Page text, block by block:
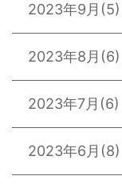
2023年9月 (5)
2023年8月 (6)
2023年7月 (6)
2023年6月 (8)